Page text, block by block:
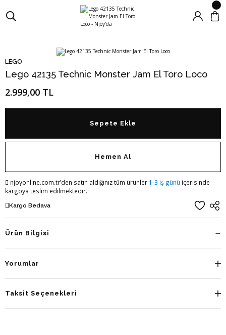
LEGO
Lego 42135 Technic Monster Jam El Toro Loco
2.999,00 TL
Sepete Ekle
Hemen Al
njoyonline.com.tr’den satın aldığınız tüm ürünler 1-3 iş günü içerisinde
kargoya teslim edilmektedir.
Kargo Bedava
Ürün Bilgisi
Yorumlar
Taksit Seçenekleri